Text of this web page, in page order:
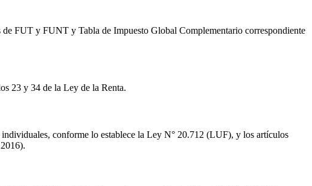
de FUT y FUNT y Tabla de Impuesto Global Complementario correspondiente
23 y 34 de la Ley de la Renta.
conforme lo establece la Ley N° 20.712 (LUF), y los artículos